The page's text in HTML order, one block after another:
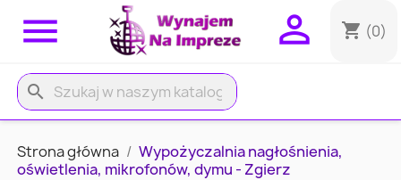
 shopping_cart (0)

search
Strona główna
Wypożyczalnia nagłośnienia,
oświetlenia, mikrofonów, dymu - Zgierz